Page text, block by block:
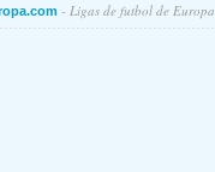
- Ligas de futbol de Europa